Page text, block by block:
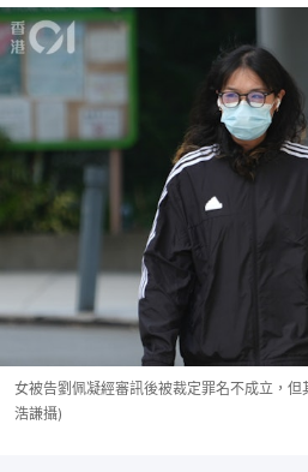
女被告劉佩凝經審訊後被裁定罪名不成立，
浩謙攝)